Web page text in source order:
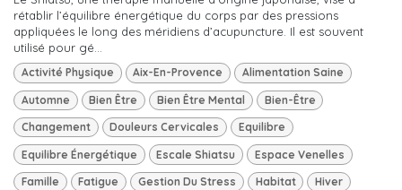
rétablir l’équilibre énergétique du corps par des pressions
appliquées le long des méridiens d’acupuncture. Il est souvent
utilisé pour gé...
Activité Physique Aix-En-Provence Alimentation Saine
Automne Bien Être Bien Être Mental Bien-Être
Changement Douleurs Cervicales Equilibre
Equilibre Énergétique Escale Shiatsu Espace Venelles
Famille Fatigue Gestion Du Stress Habitat Hiver